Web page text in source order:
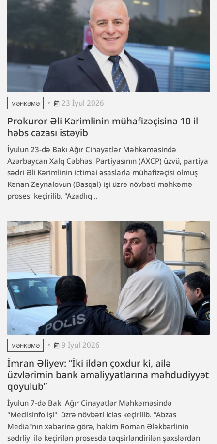
MƏHKƏMƏ 23 İyul 2026
Prokuror Əli Kərimlinin mühafizəçisinə 10 il
həbs cəzası istəyib
İyulun 23-də Bakı Ağır Cinayətlər Məhkəməsində
Azərbaycan Xalq Cəbhəsi Partiyasının (AXCP) üzvü, partiya
sədri Əli Kərimlinin ictimai əsaslarla mühafizəçisi olmuş
Kənan Zeynalovun (Basqal) işi üzrə növbəti məhkəmə
prosesi keçirilib. "Azadlıq...
MƏHKƏMƏ 9 İyul 2026
İmran Əliyev: “İki ildən çoxdur ki, ailə
üzvlərimin bank əməliyyatlarına məhdudiyyət
qoyulub”
İyulun 7-də Bakı Ağır Cinayətlər Məhkəməsində
"Meclisinfo işi" üzrə növbəti iclas keçirilib. "Abzas
Media"nın xəbərinə görə, hakim Roman Ələkbərlinin
sədrliyi ilə keçirilən prosesdə təqsirləndirilən şəxslərdən